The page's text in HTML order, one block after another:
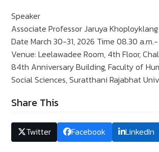
Speaker
Associate Professor Jaruya Khoployklang
Date March 30-31, 2026 Time 08.30
Venue: Leelawadee Room, 4th Floor,
84th Anniversary Building, Faculty of
Social Sciences, Suratthani Rajabhat
Share This
Twitter Facebook LinkedIn